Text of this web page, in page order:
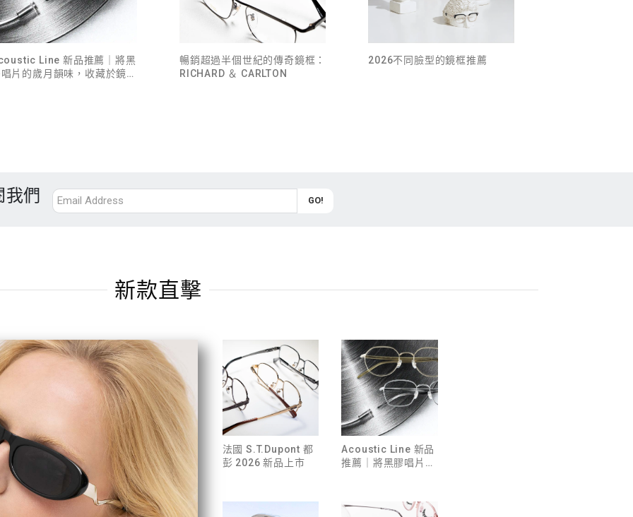
Line 新品推薦｜將黑
片的歲月韻味，收藏於鏡框
暢銷超過半個世紀的傳奇鏡框：
RICHARD ＆ CARLTON
2026不同臉型的鏡框推薦
我們
新款直擊
法國 S.T.Dupont 都
彭 2026 新品上市
Acoustic Line 新品
推薦｜將黑膠唱片的